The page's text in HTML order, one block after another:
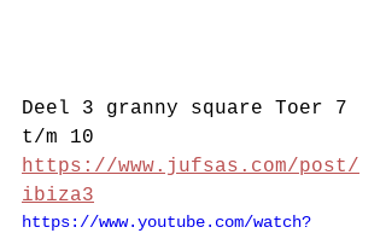
Deel 3 granny square Toer 7
t/m 10
https://www.jufsas.com/post/
ibiza3
https://www.youtube.com/watch?